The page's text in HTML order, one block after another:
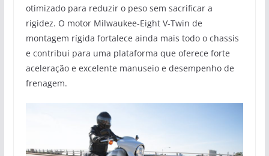
otimizado para reduzir o peso sem sacrificar a
rigidez. O motor Milwaukee-Eight V-Twin de
montagem rígida fortalece ainda mais todo o chassis
e contribui para uma plataforma que oferece forte
aceleração e excelente manuseio e desempenho de
frenagem.